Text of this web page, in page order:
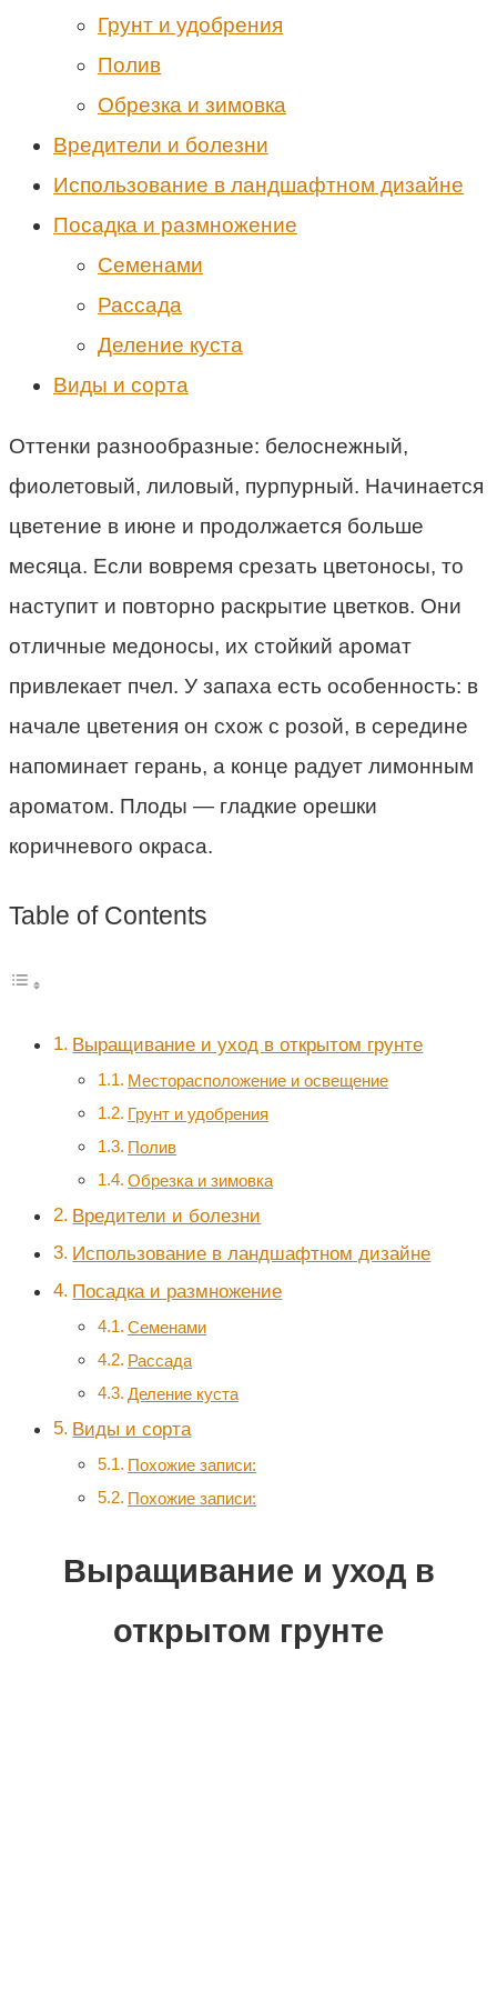
Грунт и удобрения
Полив
Обрезка и зимовка
Вредители и болезни
Использование в ландшафтном дизайне
Посадка и размножение
Семенами
Рассада
Деление куста
Виды и сорта
Оттенки разнообразные: белоснежный,
фиолетовый, лиловый, пурпурный. Начинается
цветение в июне и продолжается больше
месяца. Если вовремя срезать цветоносы, то
наступит и повторно раскрытие цветков. Они
отличные медоносы, их стойкий аромат
привлекает пчел. У запаха есть особенность: в
начале цветения он схож с розой, в середине
напоминает герань, а конце радует лимонным
ароматом. Плоды — гладкие орешки
коричневого окраса.
Table of Contents
Выращивание и уход в открытом грунте
Месторасположение и освещение
Грунт и удобрения
Полив
Обрезка и зимовка
Вредители и болезни
Использование в ландшафтном дизайне
Посадка и размножение
Семенами
Рассада
Деление куста
Виды и сорта
Похожие записи:
Похожие записи:
Выращивание и уход в
открытом грунте